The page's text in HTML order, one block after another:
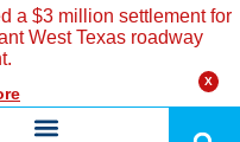
X
a $3 million settlement for
West Texas roadway